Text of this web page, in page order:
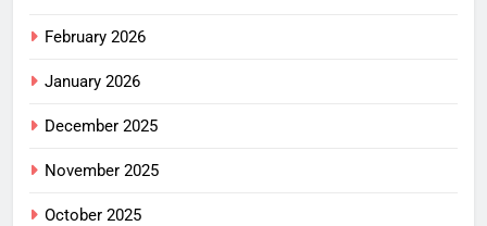
February 2026
January 2026
December 2025
November 2025
October 2025